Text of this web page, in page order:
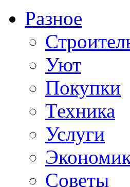
Разное
Уют
Покупки
Техника
Услуги
Советы